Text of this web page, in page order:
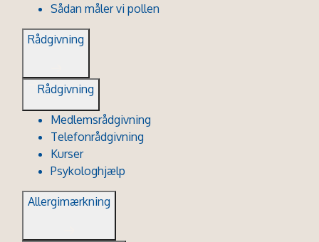
Sådan måler vi pollen
Rådgivning
Rådgivning
Medlemsrådgivning
Telefonrådgivning
Kurser
Psykologhjælp
Allergimærkning